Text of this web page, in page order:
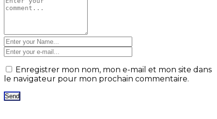
Enregistrer mon nom, mon e-mail et mon site dans
le navigateur pour mon prochain commentaire.